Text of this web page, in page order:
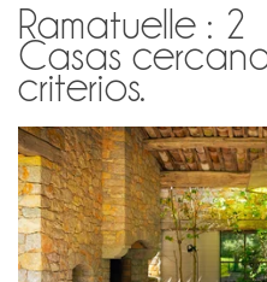
Ramatuelle : 2
Casas
criterios.